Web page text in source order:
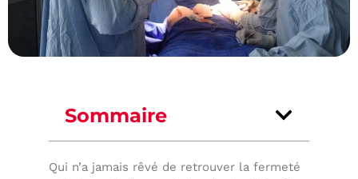
Sommaire
Qui n’a jamais rêvé de retrouver la fermeté